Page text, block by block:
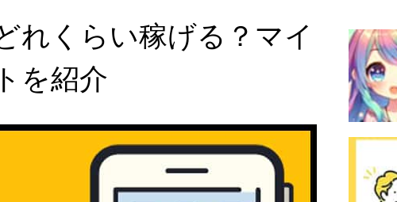
れくらい稼げる？マイ
を紹介